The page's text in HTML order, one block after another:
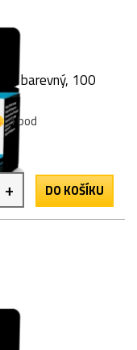
barevný, 100
1 bod
+ DO KOŠÍKU